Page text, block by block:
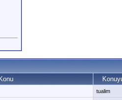
Konu
tualim